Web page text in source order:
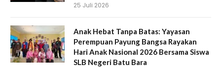
25 Juli 2026
Anak Hebat Tanpa Batas: Yayasan
Perempuan Payung Bangsa Rayakan
Hari Anak Nasional 2026 Bersama Siswa
SLB Negeri Batu Bara